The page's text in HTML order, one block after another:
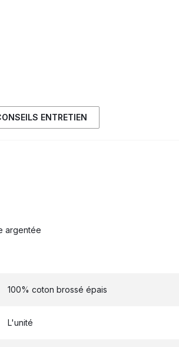
ENTRETIEN
argentée
100% coton brossé épais
L'unité